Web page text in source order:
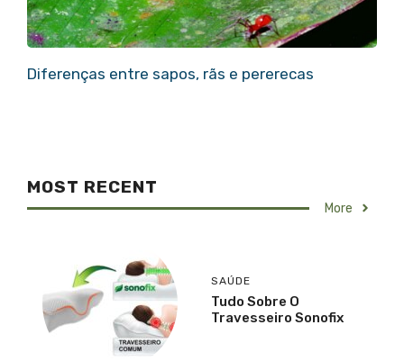
Diferenças entre sapos, rãs e pererecas
MOST RECENT
More
SAÚDE
Tudo Sobre O
Travesseiro Sonofix